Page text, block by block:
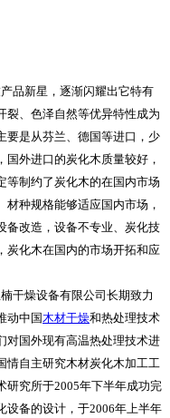
品新星，逐渐闪耀出它特有
裂、色泽自然等优异特性成为
要是从芬兰、德国等进口，少
外进口的炭化木质量较好，
等制约了炭化木的在国内市场
种规格能够适应国内市场，
备改造，设备不专业、炭化技
炭化木在国内的市场开拓和应
干燥设备有限公司长期致力
动中国木材干燥和热处理技术
对国外现有高温热处理技术进
情自主研究木材炭化木加工工
研究所于2005年下半年成功完
设备的设计，于2006年上半年